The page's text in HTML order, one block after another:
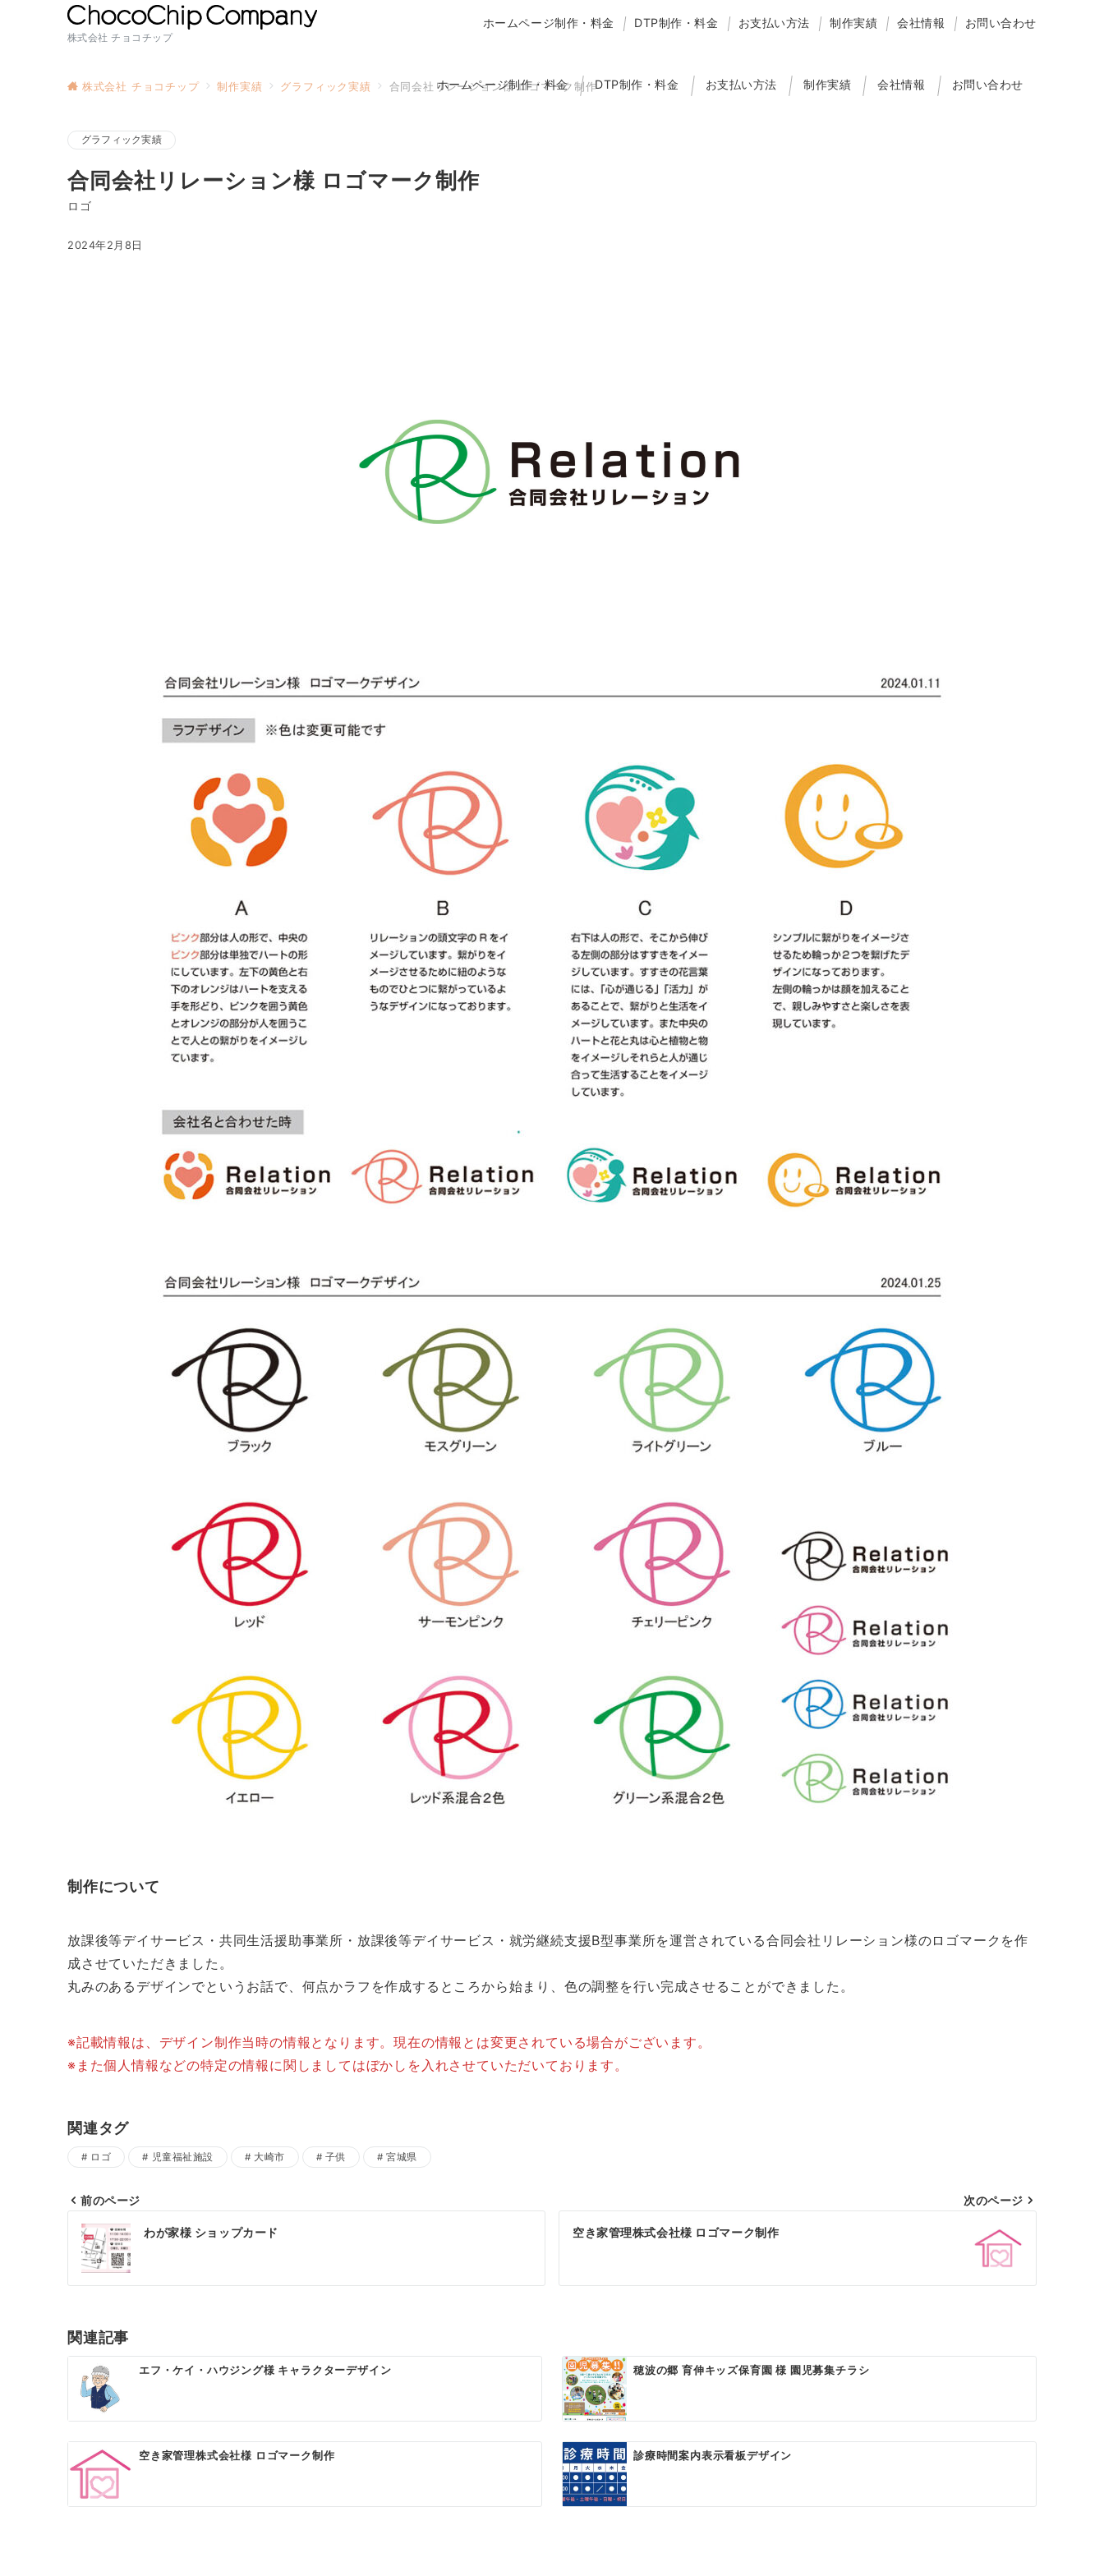
株式会社 チョコチップ
ホームページ制作・料金 DTP制作・料金 お支払い方法 制作実績 会社情報 お問い合わせ
ホームページ制作・料金 DTP制作・料金 お支払い方法 制作実績 会社情報 お問い合わせ
株式会社 チョコチップ 制作実績 グラフィック実績 合同会社リレーション様 ロゴマーク制作
グラフィック実績
合同会社リレーション様 ロゴマーク制作
ロゴ
2024年2月8日
制作について
放課後等デイサービス・共同生活援助事業所・放課後等デイサービス・就労継続支援B型事業所を運営されている合同会社リレーション様のロゴマークを作
成させていただきました。
丸みのあるデザインでというお話で、何点かラフを作成するところから始まり、色の調整を行い完成させることができました。
※記載情報は、デザイン制作当時の情報となります。現在の情報とは変更されている場合がございます。
※また個人情報などの特定の情報に関しましてはぼかしを入れさせていただいております。
関連タグ
ロゴ 児童福祉施設 大崎市 子供 宮城県
投
稿
ナ
ゲ
ー
シ
ョ
ン
前のページ
わが家様 ショップカード
次のページ
空き家管理株式会社様 ロゴマーク制作
関連記事
エフ・ケイ・ハウジング様 キャラクターデザイン 穂波の郷 育伸キッズ保育園 様 園児募集チラシ
空き家管理株式会社様 ロゴマーク制作 診療時間案内表示看板デザイン